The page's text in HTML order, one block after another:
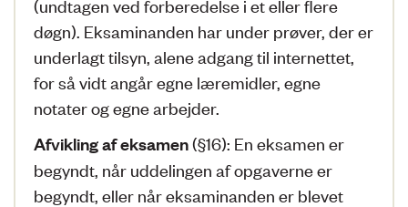
(undtagen ved forberedelse i et eller flere
døgn). Eksaminanden har under prøver, der er
underlagt tilsyn, alene adgang til internettet,
for så vidt angår egne læremidler, egne
notater og egne arbejder.
Afvikling af eksamen(§16): En eksamen er
begyndt, når uddelingen af opgaverne er
begyndt, eller når eksaminanden er blevet